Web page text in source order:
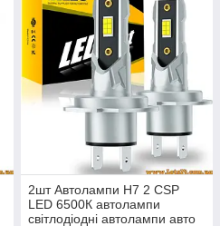
2шт Автолампи H7 2 CSP
LED 6500К автолампи
світлодіодні автолампи авто